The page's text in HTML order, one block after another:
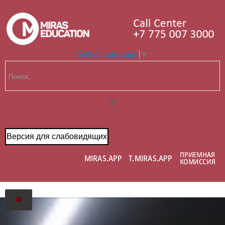
Select Language ▼
Версия для слабовидящих